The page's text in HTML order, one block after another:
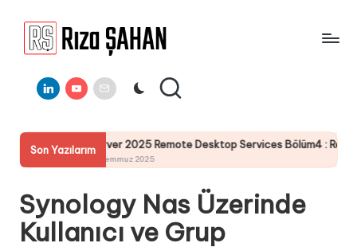
a
Ş
A
H
A
Bilgi
Paylaşım
LinkedinYoutube
E-
Mail
Son Yazılarım
Server 2025 Remote Desktop Services Bölüm4 : RemoteApp RdWeb
19 Temmuz 2025
Synology Nas Üzerinde
Kullanıcı ve Grup